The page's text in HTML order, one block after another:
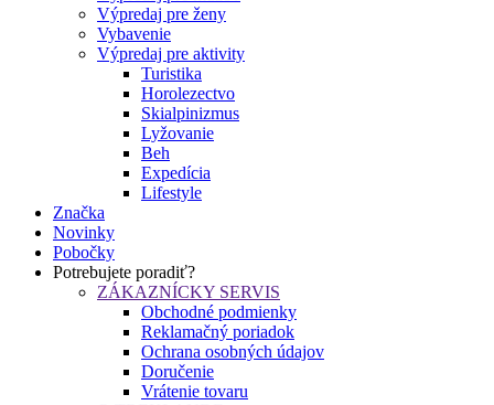
Výpredaj pre ženy
Vybavenie
Výpredaj pre aktivity
Turistika
Horolezectvo
Skialpinizmus
Lyžovanie
Beh
Expedícia
Lifestyle
Značka
Novinky
Pobočky
Potrebujete poradiť?
ZÁKAZNÍCKY SERVIS
Obchodné podmienky
Reklamačný poriadok
Ochrana osobných údajov
Doručenie
Vrátenie tovaru